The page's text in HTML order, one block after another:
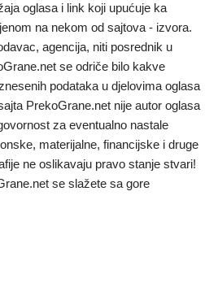
oglasa i link koji upućuje ka
na nekom od sajtova - izvora.
agencija, niti posrednik u
se odriče bilo kakve
podataka u djelovima oglasa
PrekoGrane.net nije autor oglasa
za eventualno nastale
materijalne, financijske i druge
ne oslikavaju pravo stanje stvari!
se slažete sa gore